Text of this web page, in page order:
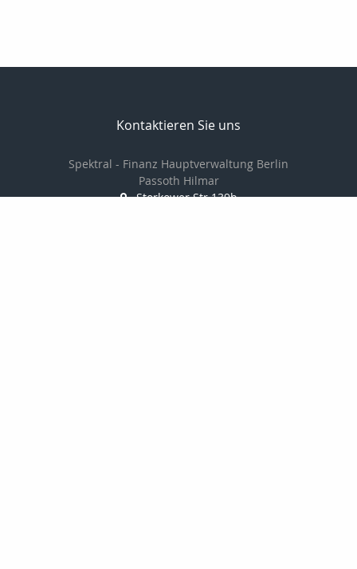
Kontaktieren Sie uns
Spektral - Finanz Hauptverwaltung Berlin
Passoth Hilmar
Storkower Str.139b